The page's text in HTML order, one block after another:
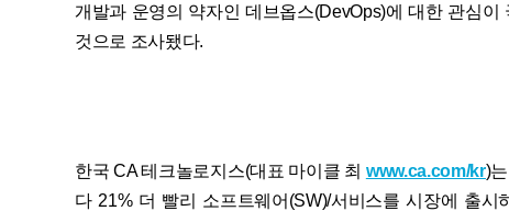
개발과 운영의 약자인 데브옵스(DevOps)에 대한 관심
것으로 조사됐다.
한국 CA 테크놀로지스(대표 마이클 최 www.ca.com/kr)
다 21% 더 빨리 소프트웨어(SW)/서비스를 시장에 출시